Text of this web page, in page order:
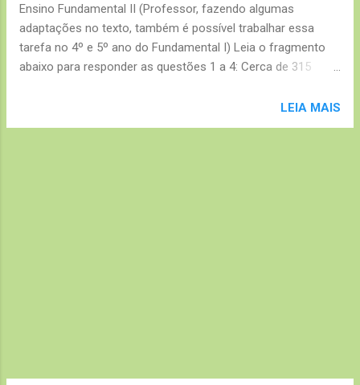
Ensino Fundamental II (Professor, fazendo algumas
adaptações no texto, também é possível trabalhar essa
tarefa no 4º e 5º ano do Fundamental I) Leia o fragmento
abaixo para responder as questões 1 a 4: Cerca de 315
– 84 milhões deles estão desnutridos. Um terço daLEIA MAIS